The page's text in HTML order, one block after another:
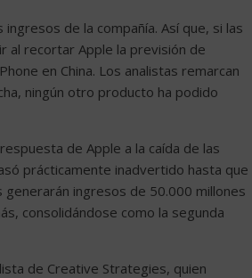
de la compañía. Así que, si las
al recortar Apple la previsión de
en China. Los analistas remarcan
ningún otro producto ha podido
de Apple a la caída de las
prácticamente inadvertido hasta que
ingresos de 50.000 millones
consolidándose como la segunda
de Creative Strategies, quien